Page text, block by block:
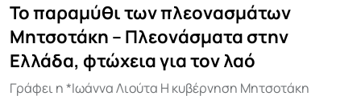
Το παραμύθι των πλεονασμάτων
Μητσοτάκη – Πλεονάσματα στην
Ελλάδα, φτώχεια για τον λαό
Γράφει η *Ιωάννα Λιούτα Η κυβέρνηση Μητσοτάκη